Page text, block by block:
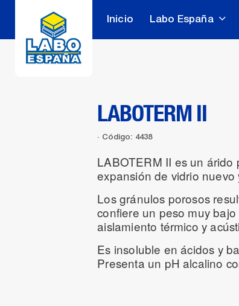
Inicio Labo España
LABOTERM II
Código: 4438
LABOTERM II es un
expansión de vidrio nuevo
Los gránulos porosos
confiere un peso muy
aislamiento térmico y
Es insoluble en ácidos y
Presenta un pH alcalino